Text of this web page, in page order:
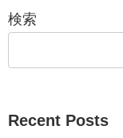
検索
Recent Posts